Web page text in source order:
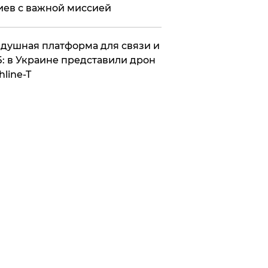
с важной миссией
платформа для связи и
в Украине представили дрон
T